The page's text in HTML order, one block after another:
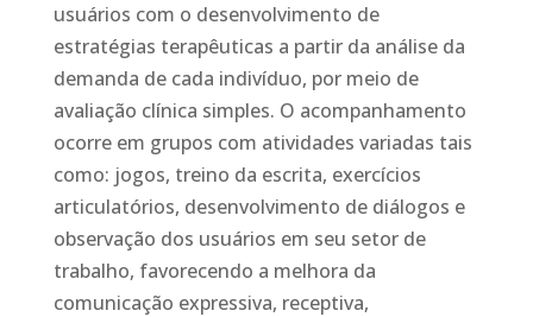
usuários com o desenvolvimento de
estratégias terapêuticas a partir da análise da
demanda de cada indivíduo, por meio de
avaliação clínica simples. O acompanhamento
ocorre em grupos com atividades variadas tais
como: jogos, treino da escrita, exercícios
articulatórios, desenvolvimento de diálogos e
observação dos usuários em seu setor de
trabalho, favorecendo a melhora da
comunicação expressiva, receptiva,